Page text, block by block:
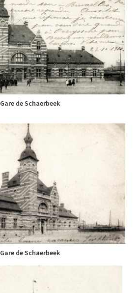
Gare de Schaerbeek
Gare de Schaerbeek